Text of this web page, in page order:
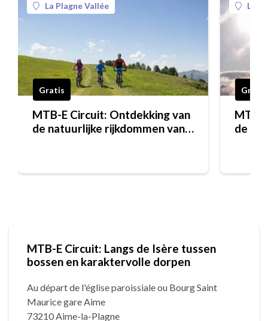
La Plagne Vallée
Gratis
MTB-E Circuit: Ontdekking van
de natuurlijke rijkdommen van
La
Gratis
MTB-
de
MTB-E Circuit: Langs de Isère tussen
bossen en karaktervolle dorpen
Au départ de l'église paroissiale ou Bourg Saint
Maurice gare Aime
73210 Aime-la-Plagne